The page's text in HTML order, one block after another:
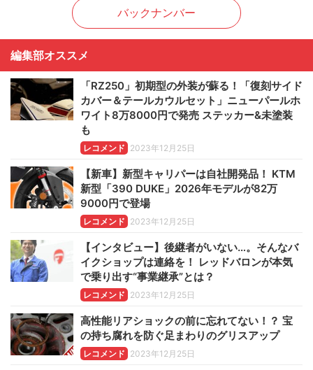
バックナンバー
編集部オススメ
「RZ250」初期型の外装が蘇る！「復刻サイド
カバー＆テールカウルセット」ニューパールホ
ワイト8万8000円で発売 ステッカー&未塗装
も
レコメンド 2023年12月25日
【新車】新型キャリパーは自社開発品！ KTM
新型「390 DUKE」2026年モデルが82万
9000円で登場
レコメンド 2023年12月25日
【インタビュー】後継者がいない…。そんなバ
イクショップは連絡を！ レッドバロンが本気
で乗り出す“事業継承”とは？
レコメンド 2023年12月25日
高性能リアショックの前に忘れてない！？ 宝
の持ち腐れを防ぐ足まわりのグリスアップ
レコメンド 2023年12月25日